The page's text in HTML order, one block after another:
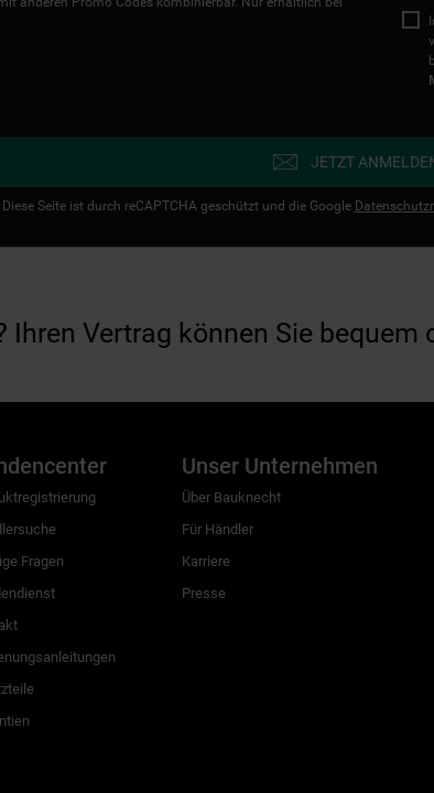
JETZT
Diese Seite ist durch reCAPTCHA geschützt und die Google
Ihren Vertrag können Sie bequem
Fragen
Unser Unternehmen
Über Bauknecht
Für Händler
Karriere
Presse